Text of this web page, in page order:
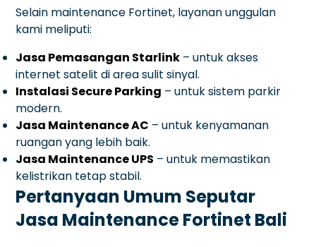
Selain maintenance Fortinet, layanan unggulan
kami meliputi:
Jasa Pemasangan Starlink – untuk akses
internet satelit di area sulit sinyal.
Instalasi Secure Parking – untuk sistem parkir
modern.
Jasa Maintenance AC – untuk kenyamanan
ruangan yang lebih baik.
Jasa Maintenance UPS – untuk memastikan
kelistrikan tetap stabil.
Pertanyaan Umum Seputar
Jasa Maintenance Fortinet Bali